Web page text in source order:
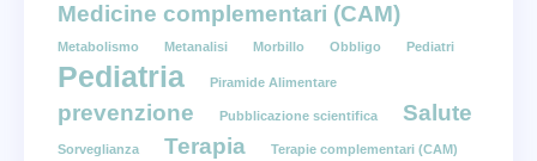
Medicine complementari (CAM)
Metabolismo Metanalisi Morbillo Obbligo Pediatri
Pediatria Piramide Alimentare
prevenzione Pubblicazione scientifica Salute
Sorveglianza Terapia Terapie complementari (CAM)